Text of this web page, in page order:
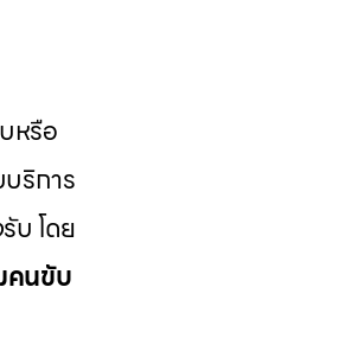
หรือ
ริการ
บ โดย
คนขับ